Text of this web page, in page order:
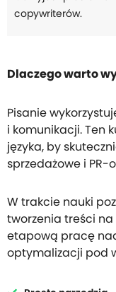
copywriterów.
Dlaczego warto
Pisanie
i komunikacji. Ten
języka, by
sprzedażowe i PR-
W trakcie nauki
tworzenia treści
etapową pracę
optymalizacji pod